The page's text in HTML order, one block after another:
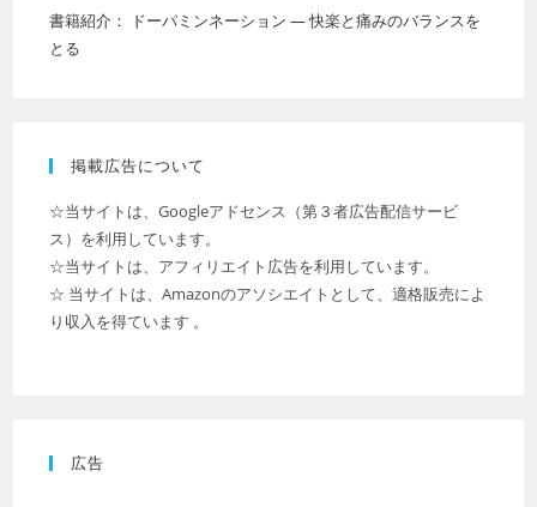
書籍紹介： ドーパミンネーション ― 快楽と痛みのバランスを
とる
掲載広告について
☆当サイトは、Googleアドセンス（第３者広告配信サービ
ス）を利用しています。
☆当サイトは、アフィリエイト広告を利用しています。
☆ 当サイトは、Amazonのアソシエイトとして、適格販売によ
り収入を得ています 。
広告